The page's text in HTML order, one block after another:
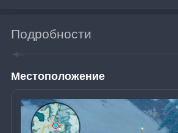
Подробности
Местоположение